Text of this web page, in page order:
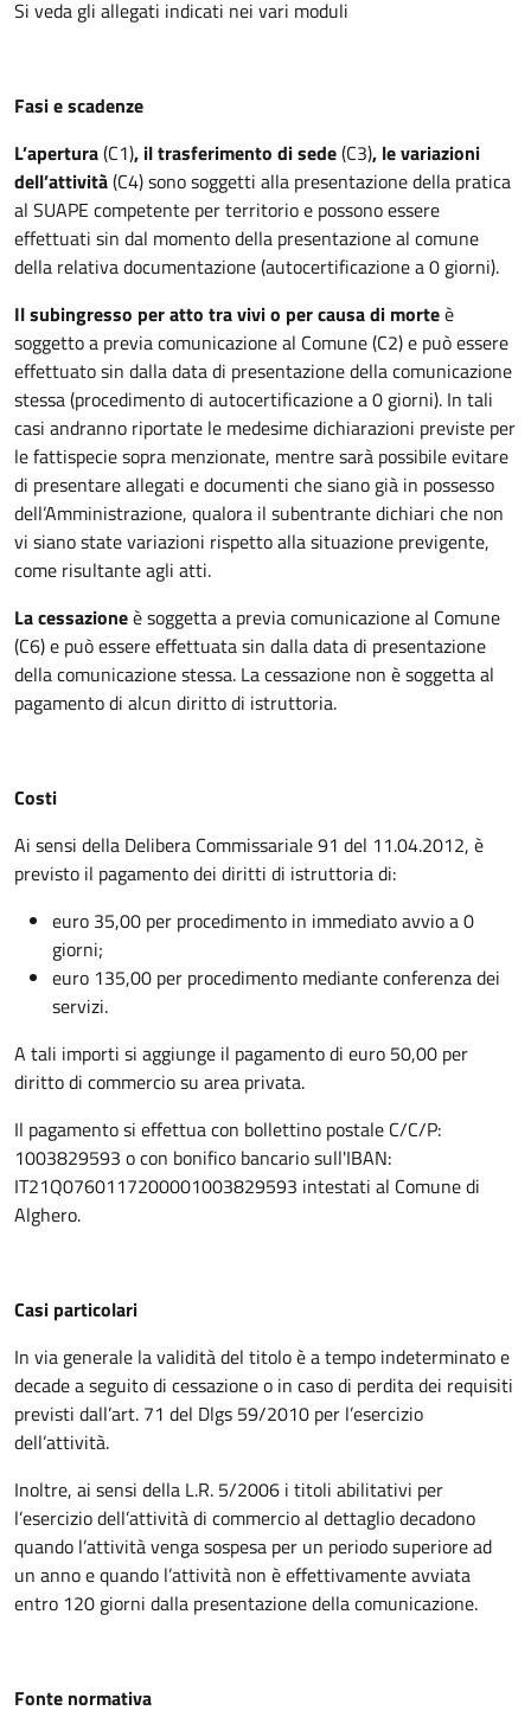
Si veda gli allegati indicati nei vari moduli
Fasi e scadenze
L’apertura(C1), il trasferimento di sede(C3), le variazioni
dell’attività(C4) sono soggetti alla presentazione della pratica
al SUAPE competente per territorio e possono essere
effettuati sin dal momento della presentazione al comune
della relativa documentazione (autocertificazione a 0 giorni).
Il subingresso per atto tra vivi o per causa di morteè
soggetto a previa comunicazione al Comune (C2) e può essere
effettuato sin dalla data di presentazione della comunicazione
stessa (procedimento di autocertificazione a 0 giorni). In tali
casi andranno riportate le medesime dichiarazioni previste per
le fattispecie sopra menzionate, mentre sarà possibile evitare
di presentare allegati e documenti che siano già in possesso
dell’Amministrazione, qualora il subentrante dichiari che non
vi siano state variazioni rispetto alla situazione previgente,
come risultante agli atti.
La cessazioneè soggetta a previa comunicazione al Comune
(C6) e può essere effettuata sin dalla data di presentazione
della comunicazione stessa. La cessazione non è soggetta al
pagamento di alcun diritto di istruttoria.
Costi
Ai sensi della Delibera Commissariale 91 del 11.04.2012, è
previsto il pagamento dei diritti di istruttoria di:
euro 35,00 per procedimento in immediato avvio a 0
giorni;
euro 135,00 per procedimento mediante conferenza dei
servizi.
A tali importi si aggiunge il pagamento di euro 50,00 per
diritto di commercio su area privata.
Il pagamento si effettua con bollettino postale C/C/P:
1003829593 o con bonifico bancario sull'IBAN:
IT21Q0760117200001003829593 intestati al Comune di
Alghero.
Casi particolari
In via generale la validità del titolo è a tempo indeterminato e
decade a seguito di cessazione o in caso di perdita dei requisiti
previsti dall’art. 71 del Dlgs 59/2010 per l’esercizio
dell’attività.
Inoltre, ai sensi della L.R. 5/2006 i titoli abilitativi per
l’esercizio dell’attività di commercio al dettaglio decadono
quando l’attività venga sospesa per un periodo superiore ad
un anno e quando l’attività non è effettivamente avviata
entro 120 giorni dalla presentazione della comunicazione.
Fonte normativa